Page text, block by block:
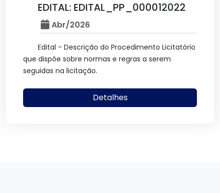
EDITAL: EDITAL_PP_000012022
Abr/2026
Edital - Descrição do Procedimento Licitatório
que dispõe sobre normas e regras a serem
seguidas na licitação.
Detalhes